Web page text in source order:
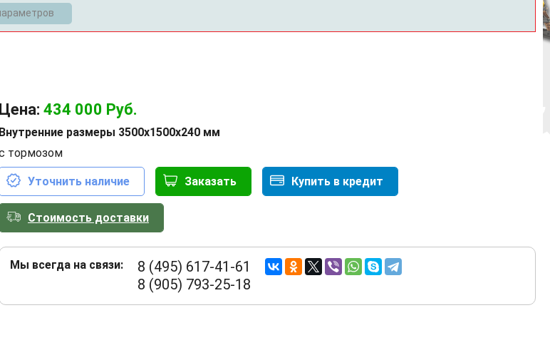
Цена: 434 000 Руб.
Внутренние размеры 3500x1500x240 мм
тормозом
Уточнить наличие Заказать Купить в кредит
Стоимость доставки
Мы всегда на связи:
8 (495) 617-41-61
8 (905) 793-25-18